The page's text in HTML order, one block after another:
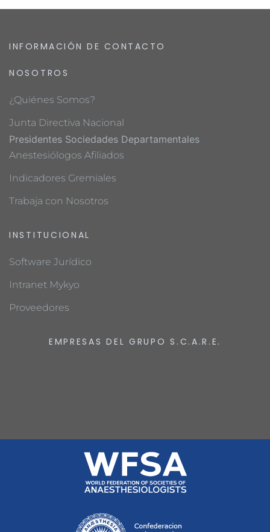
INFORMACIÓN DE CONTACTO
NOSOTROS
¿Quiénes Somos?
Junta Directiva Nacional
Presidentes Sociedades Departamentales
Anestesiólogos Afiliados
Indicadores Gremiales
Trabaja con Nosotros
INSTITUCIONAL
Software Jurídico
Intranet Mykyo
Proveedores
EMPRESAS DEL GRUPO S.C.A.R.E.